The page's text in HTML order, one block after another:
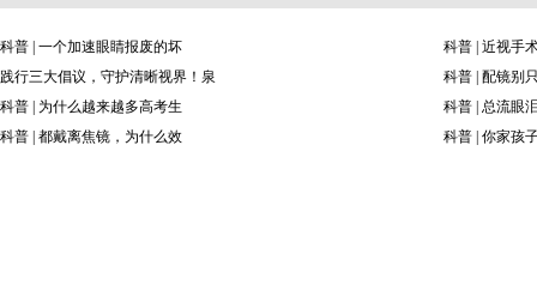
科普 | 一个加速眼睛报废的坏
科普 | 近视手
践行三大倡议，守护清晰视界！泉
科普 | 配镜别
科普 | 为什么越来越多高考生
科普 | 总流眼
科普 | 都戴离焦镜，为什么效
科普 | 你家孩